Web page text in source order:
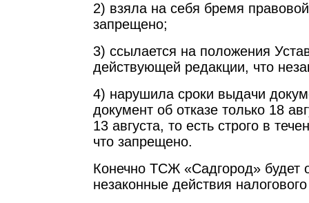
2) взяла на себя бремя
запрещено;
3) ссылается на положения
действующей редакции, что
4) нарушила сроки выдачи
документ об отказе только 18
13 августа, то есть строго в
что запрещено.
Конечно ТСЖ «Садгород» будет
незаконные действия